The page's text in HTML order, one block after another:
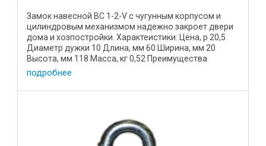
Замок навесной ВС 1-2-V с чугунным корпусом и
цилиндровым механизмом надежно закроет двери
дома и хозпостройки. Характеистики: Цена, р 20,5
Диаметр дужки 10 Длина, мм 60 Ширина, мм 20
Высота, мм 118 Масса, кг 0,52 Преимущества
устройства: Корпус ...
подробнее